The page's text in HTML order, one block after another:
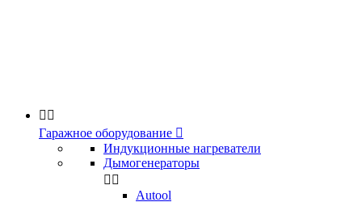
 
Гаражное оборудование 
Индукционные нагреватели
Дымогенераторы
 
Аutool